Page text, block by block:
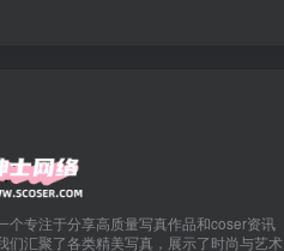
个专注于分享高质量写真作品和coser资讯
们汇聚了各类精美写真，展示了时尚与艺术